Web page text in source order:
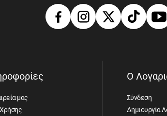
μας
Ο
Σύνδεση
Δημιουργία